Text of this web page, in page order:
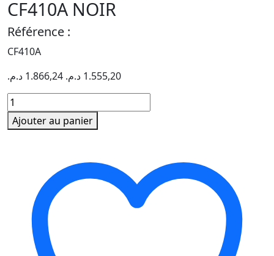
CF410A NOIR
Référence :
CF410A
1.866,24 د.م. 1.555,20 د.م.
quantité
de
TONER
CF410A
Ajouter au panier